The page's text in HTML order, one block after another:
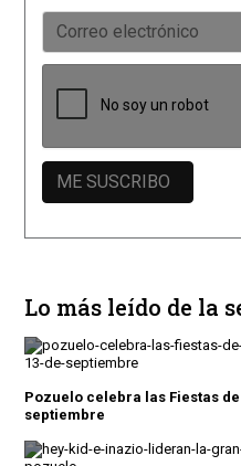
Lo más leído de la
Pozuelo celebra las Fiestas
septiembre